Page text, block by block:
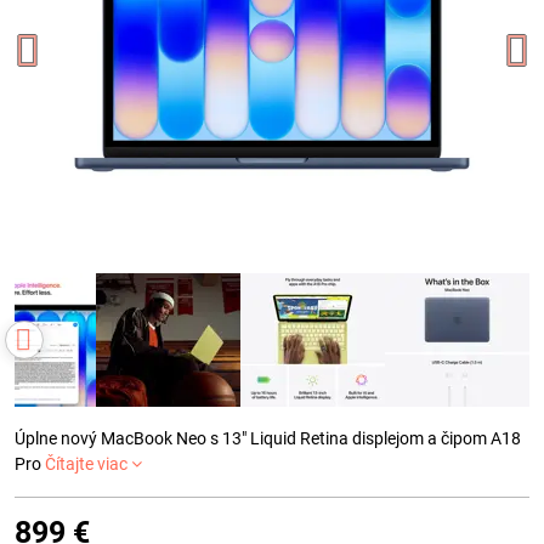
Úplne nový MacBook Neo s 13" Liquid Retina displejom a čipom A18
ProČítajte viac
899 €